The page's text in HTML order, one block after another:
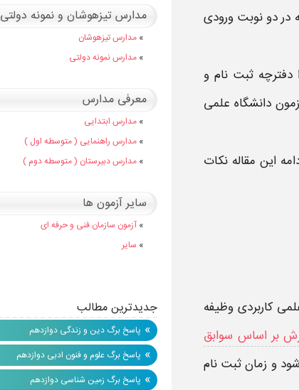
در دو نوبت ورودی
دفترچه ثبت نام و
دانشگاه علمی
این مقاله نکات
کاربردی وظیفه
بر اساس سوابق
شود و زمانثبت نام
مدارس تیزهوشان و نمونه دولتی
» مدارس تیزهوشان
» مدارس نمونه دولتی
معرفی مدارس
» مدارس ابتدایی
» مدارس راهنمایی ( متوسطه اول )
» مدارس دبیرستان ( متوسطه دوم )
سایر آزمون ها
» آزمون سازمان فنی و حرفه ای
» سایر
جدیدترین مطالب
» پاسخ برگ دین و زندگی دوازدهم
» پاسخ برگ علوم و فنون ادبی دوازدهم
» پاسخ برگ زمین شناسی دوازدهم